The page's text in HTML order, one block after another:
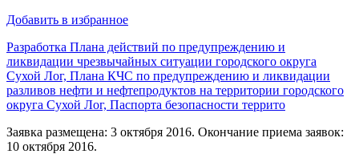
Добавить в избранное
Разработка Плана действий по предупреждению и
ликвидации чрезвычайных ситуации городского округа
Сухой Лог, Плана КЧС по предупреждению и ликвидации
разливов нефти и нефтепродуктов на территории городского
округа Сухой Лог, Паспорта безопасности террито
Заявка размещена: 3 октября 2016. Окончание приема заявок:
10 октября 2016.